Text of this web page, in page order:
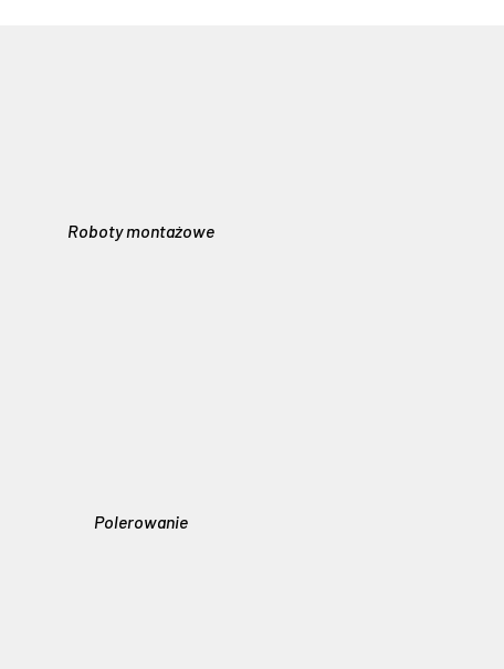
Roboty montażowe
Polerowanie